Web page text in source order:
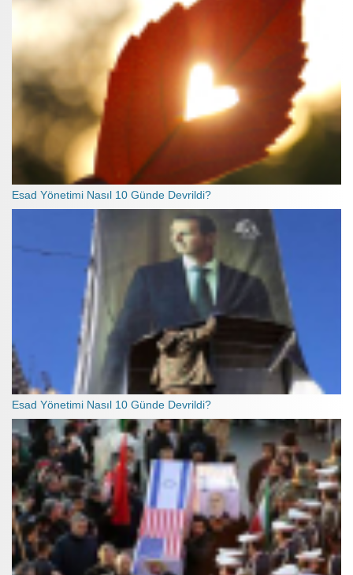
Esad Yönetimi Nasıl 10 Günde Devrildi?
Esad Yönetimi Nasıl 10 Günde Devrildi?